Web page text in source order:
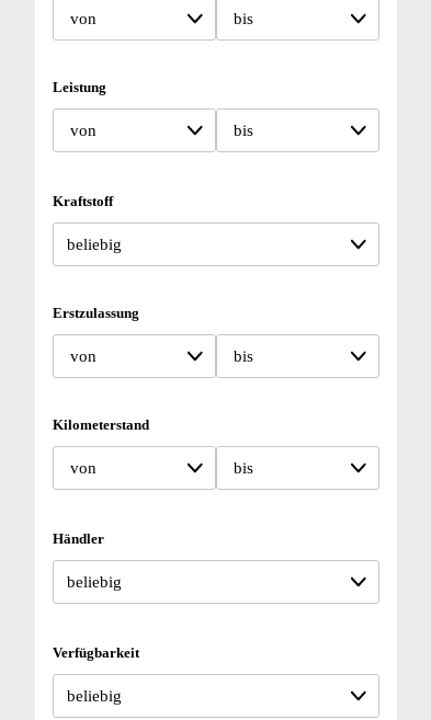
von bis
Leistung
von bis
Kraftstoff
Erstzulassung
von bis
Kilometerstand
von bis
Händler
Verfügbarkeit